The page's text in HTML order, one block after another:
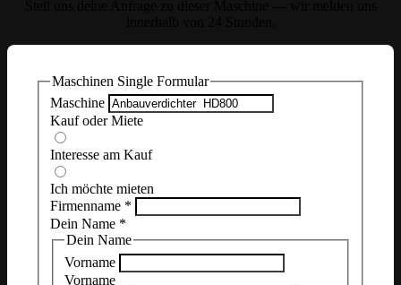
Maschinen Single Formular
Maschine
Kauf oder Miete
Interesse am Kauf
Ich möchte mieten
Firmenname *
Dein Name *
Dein Name
Vorname
Vorname